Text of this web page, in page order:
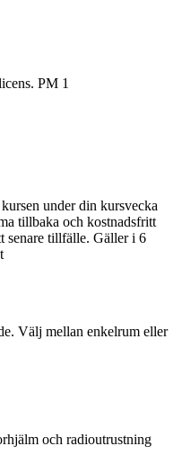
PM 1
under din kursvecka
tillbaka och kostnadsfritt
senare tillfälle. Gäller i 6
Välj mellan enkelrum eller
och radioutrustning